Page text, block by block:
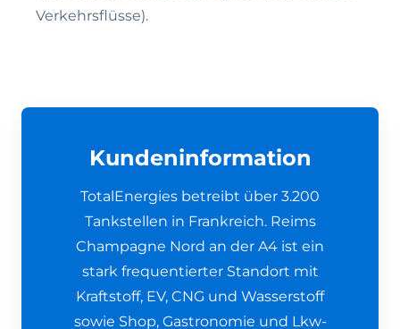
Verkehrsflüsse).
Kundeninformation
TotalEnergies betreibt über 3.200
Tankstellen in Frankreich. Reims
Champagne Nord an der A4 ist ein
stark frequentierter Standort mit
Kraftstoff, EV, CNG und Wasserstoff
sowie Shop, Gastronomie und Lkw-